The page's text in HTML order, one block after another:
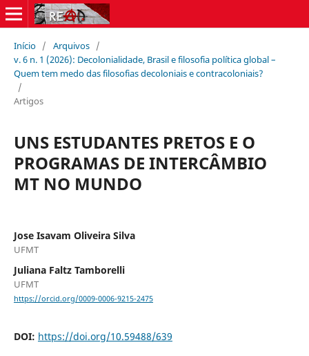
Início / Arquivos /
v. 6 n. 1 (2026): Decolonialidade, Brasil e filosofia política global –
Quem tem medo das filosofias decoloniais e contracoloniais?
/
Artigos
UNS ESTUDANTES PRETOS E O
PROGRAMAS DE INTERCÂMBIO
MT NO MUNDO
Jose Isavam Oliveira Silva
UFMT
Juliana Faltz Tamborelli
UFMT
https://orcid.org/0009-0006-9215-2475
DOI: https://doi.org/10.59488/639